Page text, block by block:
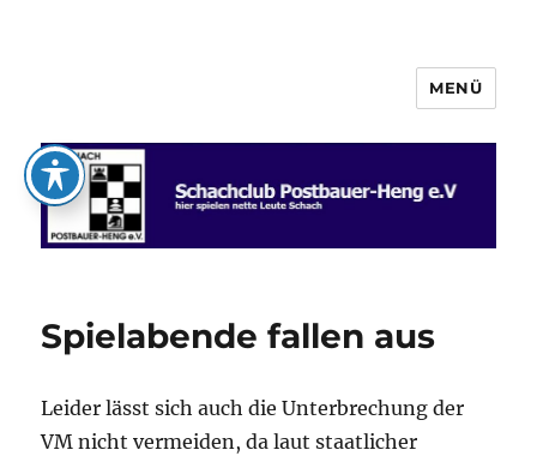
Schachclub Postbauer-Heng e.V.
MENÜ
Spielabende fallen aus
Leider lässt sich auch die Unterbrechung der
VM nicht vermeiden, da laut staatlicher